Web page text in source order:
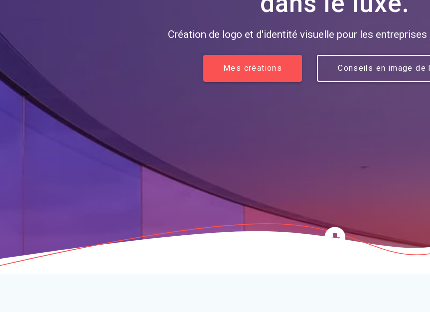
Création de logo et d'identité visuelle pour les entreprises
Mes créations Conseils en image de